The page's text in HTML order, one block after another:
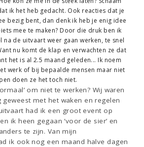
ik het heb gedacht. Ook reacties dat je
bezig bent, dan denk ik heb je enig idee
mee te maken? Door die druk ben ik
na de uitvaart weer gaan werken, te snel
nu komt de klap en verwachten ze dat
het is al 2.5 maand geleden... Ik noem
werk of bij bepaalde mensen maar niet
doen ze het toch niet.
om niet te werken? Wij waren
geweest met het waken en regelen
had ik een groot event op
ik heen gegaan ‘voor de sier’ en
te zijn. Van mijn
ik ook nog een maand halve dagen